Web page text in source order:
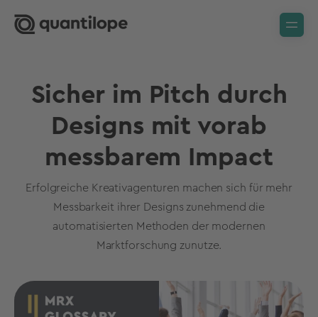
Sicher im Pitch durch
Designs mit vorab
messbarem Impact
Erfolgreiche Kreativagenturen machen sich für mehr
Messbarkeit ihrer Designs zunehmend die
automatisierten Methoden der modernen
Marktforschung zunutze.